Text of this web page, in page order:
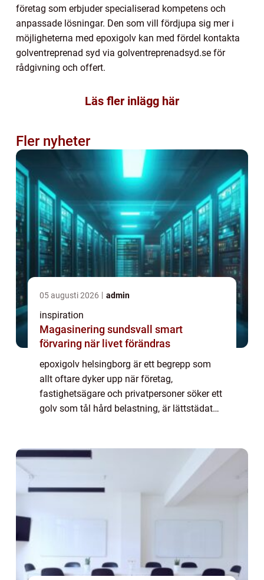
företag som erbjuder specialiserad kompetens och
anpassade lösningar. Den som vill fördjupa sig mer i
möjligheterna med epoxigolv kan med fördel kontakta
golventreprenad syd via golventreprenadsyd.se för
rådgivning och offert.
Läs fler inlägg här
Fler nyheter
05 augusti 2026 admin
inspiration
Magasinering sundsvall smart
förvaring när livet förändras
epoxigolv helsingborg är ett begrepp som
allt oftare dyker upp när företag,
fastighetsägare och privatpersoner söker ett
golv som tål hård belastning, är lättstädat